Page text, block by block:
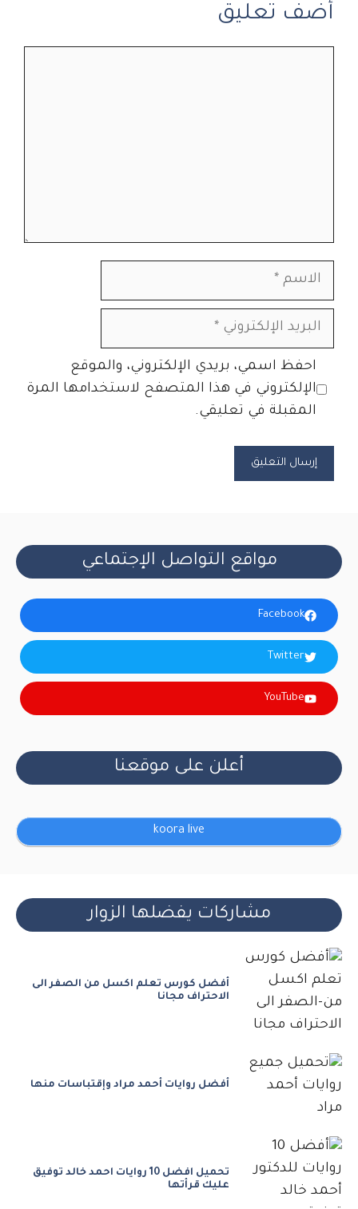
أضف تعليق
الاسم
البريد
الموقع
الإلكتروني
احفظ اسمي، بريدي الإلكتروني، والموقع
الإلكتروني في هذا المتصفح لاستخدامها المرة
المقبلة في تعليقي.
مواقع التواصل الإجتماعي
Facebook
Twitter
YouTube
أعلن على موقعنا
koora live
مشاركات يفضلها الزوار
أفضل كورس تعلم اكسل من الصفر الى
الاحتراف مجانا
أفضل روايات أحمد مراد وإقتباسات منها
تحميل افضل 10 روايات احمد خالد توفيق
عليك قرأتها